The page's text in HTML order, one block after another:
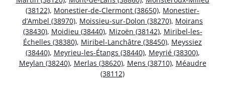
(38122), Monestier-de-Clermont (38650), Monestier-
d’Ambel (38970), Moissieu-sur-Dolon (38270), Moirans
(38430), Moidieu (38440), Mizoën (38142), Miribel-les-
Échelles (38380), Miribel-Lanchâtre (38450), Meyssiez
(38440), Meyrieu-les-Étangs (38440), Meyrié (38300),
Meylan (38240), Merlas (38620), Mens (38710), Méaudre
(38112)